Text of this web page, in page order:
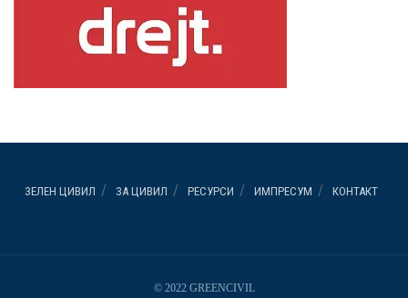
ЗЕЛЕН ЦИВИЛ ЗА ЦИВИЛ РЕСУРСИ ИМПРЕСУМ КОНТАКТ
© 2022 GREENCIVIL